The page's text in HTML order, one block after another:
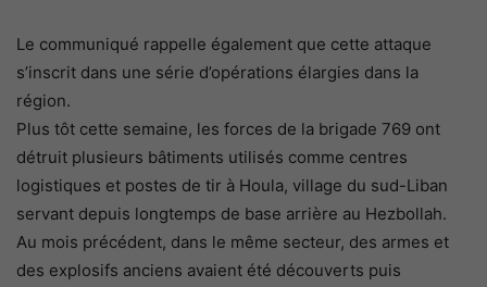
Le communiqué rappelle également que cette attaque
s’inscrit dans une série d’opérations élargies dans la
région.
Plus tôt cette semaine, les forces de la brigade 769 ont
détruit plusieurs bâtiments utilisés comme centres
logistiques et postes de tir à Houla, village du sud-Liban
servant depuis longtemps de base arrière au Hezbollah.
Au mois précédent, dans le même secteur, des armes et
des explosifs anciens avaient été découverts puis